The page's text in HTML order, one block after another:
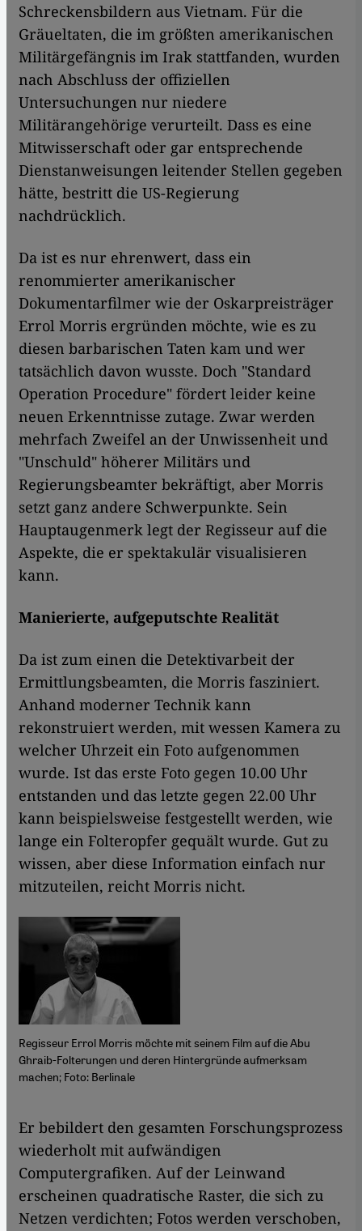
Schreckensbildern aus Vietnam. Für die
Gräueltaten, die im größten amerikanischen
Militärgefängnis im Irak stattfanden, wurden
nach Abschluss der offiziellen
Untersuchungen nur niedere
Militärangehörige verurteilt. Dass es eine
Mitwisserschaft oder gar entsprechende
Dienstanweisungen leitender Stellen gegeben
hätte, bestritt die US-Regierung
nachdrücklich.
Da ist es nur ehrenwert, dass ein
renommierter amerikanischer
Dokumentarfilmer wie der Oskarpreisträger
Errol Morris ergründen möchte, wie es zu
diesen barbarischen Taten kam und wer
tatsächlich davon wusste. Doch "Standard
Operation Procedure" fördert leider keine
neuen Erkenntnisse zutage. Zwar werden
mehrfach Zweifel an der Unwissenheit und
"Unschuld" höherer Militärs und
Regierungsbeamter bekräftigt, aber Morris
setzt ganz andere Schwerpunkte. Sein
Hauptaugenmerk legt der Regisseur auf die
Aspekte, die er spektakulär visualisieren
kann.
Manierierte, aufgeputschte Realität
Da ist zum einen die Detektivarbeit der
Ermittlungsbeamten, die Morris fasziniert.
Anhand moderner Technik kann
rekonstruiert werden, mit wessen Kamera zu
welcher Uhrzeit ein Foto aufgenommen
wurde. Ist das erste Foto gegen 10.00 Uhr
entstanden und das letzte gegen 22.00 Uhr
kann beispielsweise festgestellt werden, wie
lange ein Folteropfer gequält wurde. Gut zu
wissen, aber diese Information einfach nur
mitzuteilen, reicht Morris nicht.
Regisseur Errol Morris möchte mit seinem Film auf die Abu
Ghraib-Folterungen und deren Hintergründe aufmerksam
machen; Foto: Berlinale
​​Er bebildert den gesamten Forschungsprozess
wiederholt mit aufwändigen
Computergrafiken. Auf der Leinwand
erscheinen quadratische Raster, die sich zu
Netzen verdichten; Fotos werden verschoben,